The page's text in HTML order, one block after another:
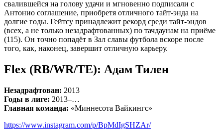
свалившейся на голову удачи и мгновенно подписали с
Антонио соглашение, приобретя отличного тайт-энда на
долгие годы. Гейтсу принадлежит рекорд среди тайт-эндов
(всех, а не только незадрафтованных) по тачдаунам на приёме
(115). Он точно попадёт в Зал славы футбола вскоре после
того, как, наконец, завершит отличную карьеру.
Flex (RB/WR/TE): Адам Тилен
Незадрафтован: 2013
Годы в лиге: 2013–…
Главная команда: «Миннесота Вайкингс»
https://www.instagram.com/p/BpMdIgSHZAr/